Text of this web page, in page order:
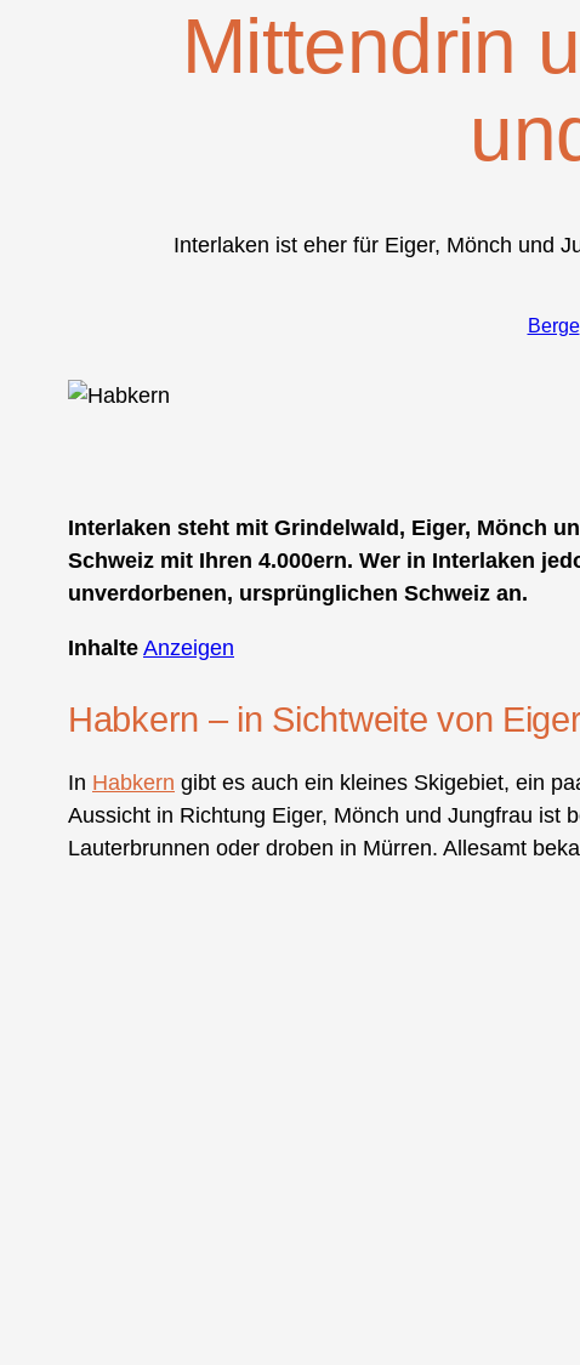
Mittendrin
Interlaken ist eher für Eiger, Mönch und
Berge
Interlaken steht mit Grindelwald, Eiger, Mönch
Schweiz mit Ihren 4.000ern. Wer in Interlaken
unverdorbenen, ursprünglichen Schweiz an.
Inhalte Anzeigen
Habkern – in Sichtweite von
In Habkern gibt es auch ein kleines Skigebiet, ein
Aussicht in Richtung Eiger, Mönch und Jungfrau ist
Lauterbrunnen oder droben in Mürren. Allesamt